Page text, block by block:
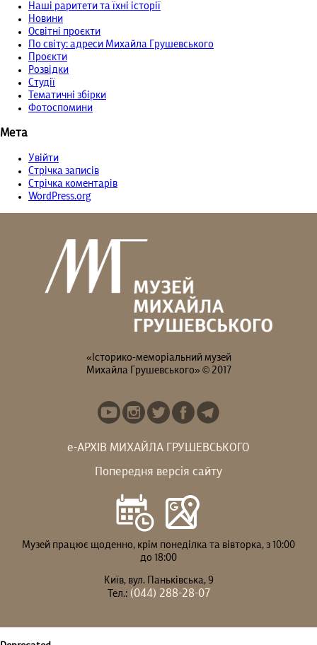
Наші раритети та їхні історії
Новини
Освітні проєкти
По світу: адреси Михайла Грушевського
Проєкти
Розвідки
Студії
Тематичні збірки
Фотоспомини
Мета
Увійти
Стрічка записів
Стрічка коментарів
WordPress.org
«Історико-меморіальний музей
Михайла Грушевського» © 2017
е-АРХІВ МИХАЙЛА ГРУШЕВСЬКОГО
Попередня версія сайту
Музей працює щоденно, крім понеділка та вівторка, з 10:00
до 18:00
Київ, вул. Паньківська, 9
Тел.:(044) 288-28-07